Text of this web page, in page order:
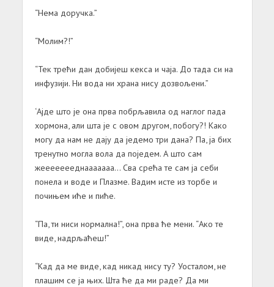
“Нема доручка.”
“Молим?!”
“Тек трећи дан добијеш кекса и чаја. До тада си на
инфузији. Ни вода ни храна нису дозвољени.”
‘Ајде што је она прва побрљавила од наглог пада
хормона, али шта је с овом другом, побогу?! Како
могу да нам не дају да једемо три дана? Па, ја бих
тренутно могла вола да поједем. А што сам
жеееееееднааааааа… Сва срећа те сам ја себи
понела и воде и Плазме. Вадим исте из торбе и
почињем иће и пиће.
“Па, ти ниси нормална!”, она прва ће мени. “Ако те
виде, надрљаћеш!”
“Кад да ме виде, кад никад нису ту? Уосталом, не
плашим се ја њих. Шта ће да ми раде? Да ми